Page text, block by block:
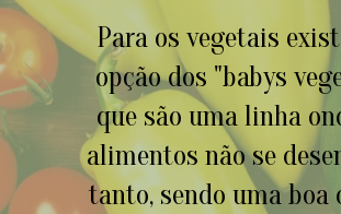
Para os vegetais
opção dos "babys
que são uma linha
alimentos não se
tanto, sendo uma boa